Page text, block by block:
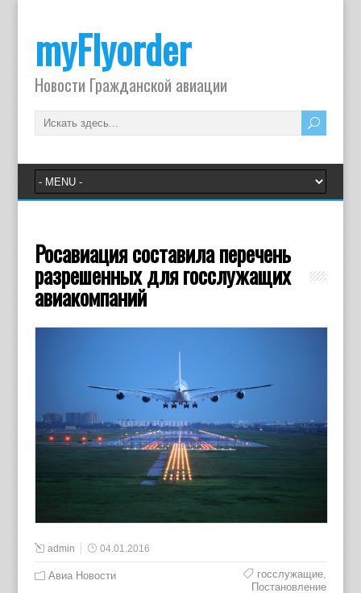
myFlyorder
Новости Гражданской авиации
Росавиация составила перечень
разрешенных для госслужащих
авиакомпаний
admin 04.01.2016
Авиа Новости госслужащие
Постановление